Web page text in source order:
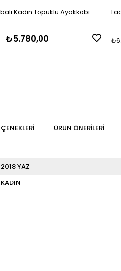
Kadın Topuklu Ayakkabı
₺5.780,00
ÜRÜN ÖNERILERI
2018 YAZ
KADIN